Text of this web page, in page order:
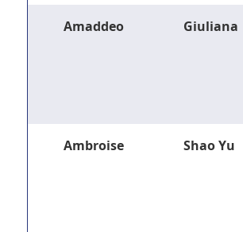
Amaddeo Giuliana
Ambroise Shao Yu